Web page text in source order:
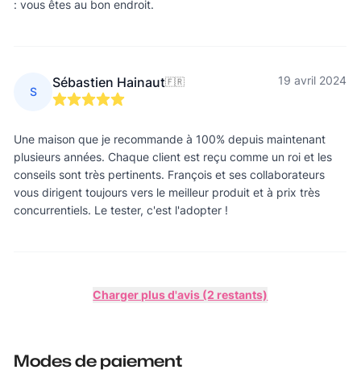
: vous êtes au bon endroit.
S
Sébastien Hainaut🇫🇷 19 avril 2024
Une maison que je recommande à 100% depuis maintenant
plusieurs années. Chaque client est reçu comme un roi et les
conseils sont très pertinents. François et ses collaborateurs
vous dirigent toujours vers le meilleur produit et à prix très
concurrentiels. Le tester, c'est l'adopter !
Charger plus d'avis (2 restants)
Modes de paiement